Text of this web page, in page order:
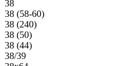
38
38 (58-60)
38 (240)
38 (50)
38 (44)
38/39